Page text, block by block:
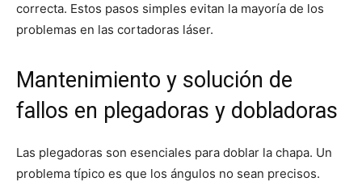
correcta. Estos pasos simples evitan la mayoría de los
problemas en las cortadoras láser.
Mantenimiento y solución de
fallos en plegadoras y dobladoras
Las plegadoras son esenciales para doblar la chapa. Un
problema típico es que los ángulos no sean precisos.